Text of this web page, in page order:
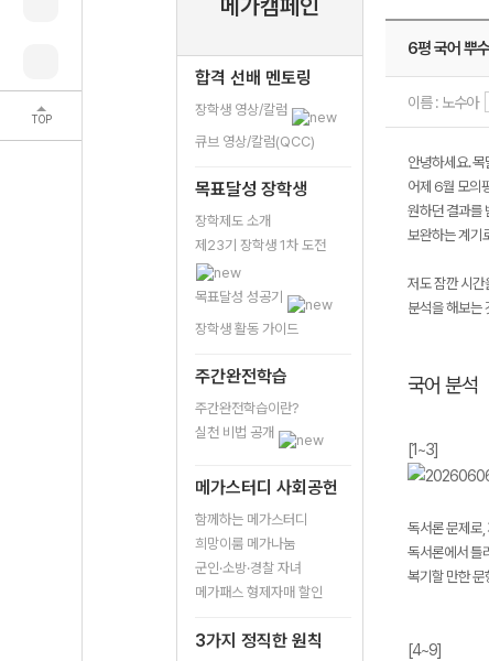
TOP
메가캠페인
합격 선배 멘토링
장학생 영상/칼럼
큐브 영상/칼럼(QCC)
목표달성 장학생
장학제도 소개
제23기 장학생 1차 도전
목표달성 성공기
장학생 활동 가이드
주간완전학습
주간완전학습이란?
실천 비법 공개
메가스터디 사회공헌
함께하는 메가스터디
희망이룸 메가나눔
군인·소방·경찰 자녀
메가패스 형제자매 할인
3가지 정직한 원칙
6평 국어 뿌
이름 : 노수아
안녕하세요.
어제 6월 모의
원하던 결과를
보완하는 계기
저도 잠깐 시간
분석을 해보는
국어 분석
[1~3]
독서론 문제로,
독서론에서 틀
복기할 만한 문
[4~9]